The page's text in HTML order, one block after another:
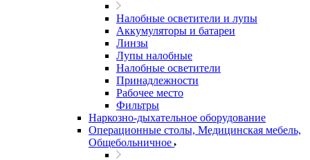
Налобные осветители и лупы
Аккумуляторы и батареи
Линзы
Лупы налобные
Налобные осветители
Принадлежности
Рабочее место
Фильтры
Наркозно-дыхательное оборудование
Операционные столы, Медицинская мебель,
Общебольничное